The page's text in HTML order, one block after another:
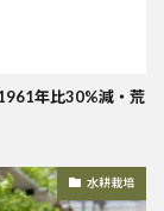
年比30%減・荒
水耕栽培